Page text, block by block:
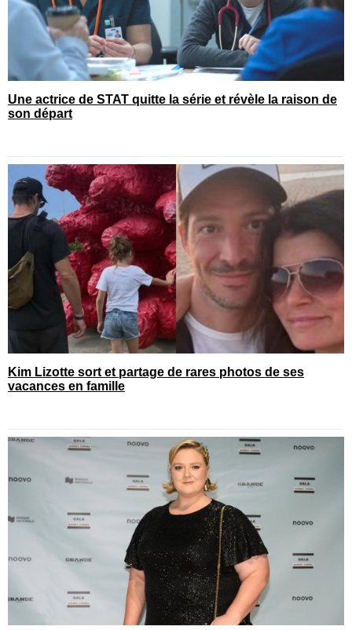
Une actrice de STAT quitte la série et révèle la raison de
son départ
Kim Lizotte sort et partage de rares photos de ses
vacances en famille